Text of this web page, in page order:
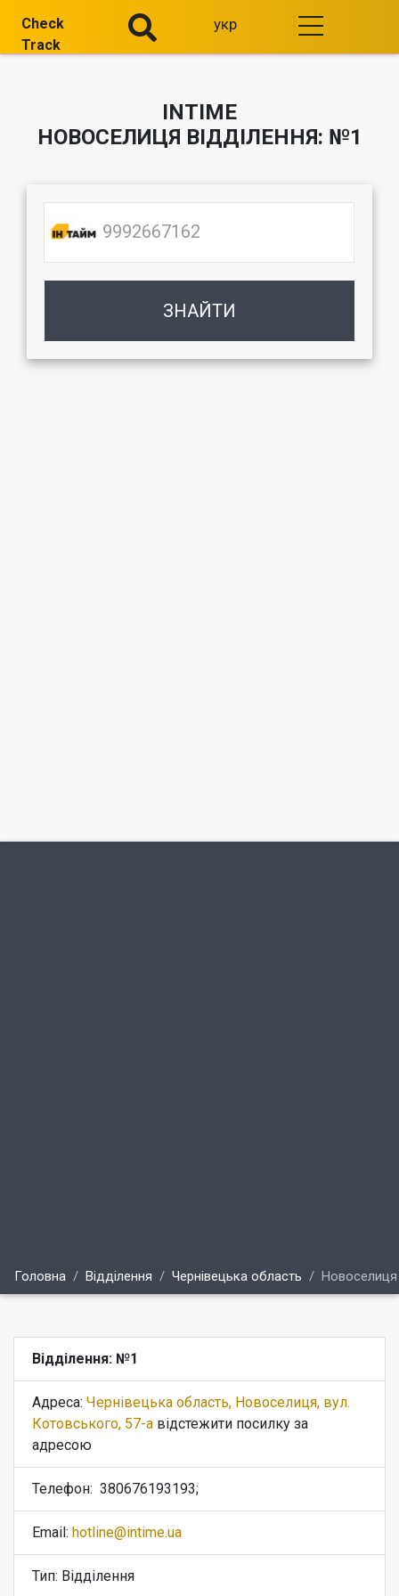
Check
Track
укр
INTIME
НОВОСЕЛИЦЯ ВІДДІЛЕННЯ: №1
ЗНАЙТИ
Головна Відділення Чернівецька область Новоселиця
Відділення: №1
Адреса: Чернівецька область, Новоселиця, вул.
Котовського, 57-а відстежити посилку за
адресою
Телефон: 380676193193;
Email: hotline@intime.ua
Тип: Відділення